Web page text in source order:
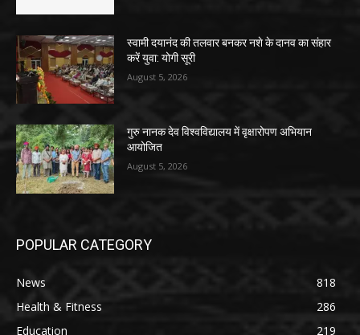
स्वामी दयानंद की तलवार बनकर नशे के दानव का संहार
करें युवा: योगी सूरी
August 5, 2026
गुरु नानक देव विश्वविद्यालय में वृक्षारोपण अभियान
आयोजित
August 5, 2026
POPULAR CATEGORY
News
818
Health & Fitness
286
Education
219